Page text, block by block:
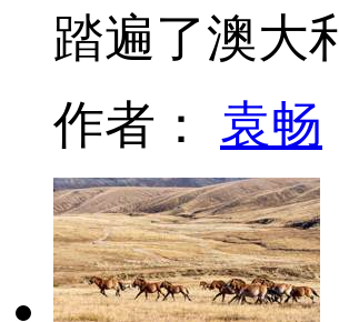
踏遍了澳
作者： 袁畅